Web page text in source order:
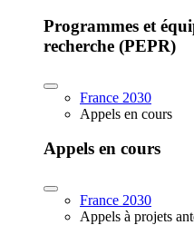
Programmes et
recherche (PEPR)
France 2030
Appels en cours
Appels en cours
France 2030
Appels à projets